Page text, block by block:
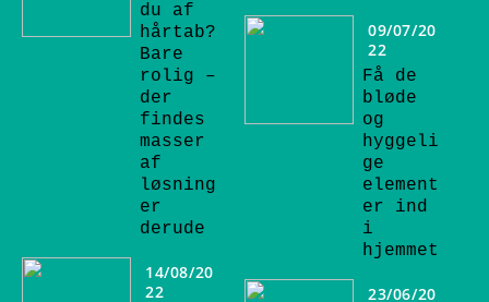
du af
hårtab?
Bare
rolig –
der
findes
masser
af
løsning
er
derude
14/08/20
22
09/07/20
22
Få de
bløde
og
hyggeli
ge
element
er ind
i
hjemmet
23/06/20